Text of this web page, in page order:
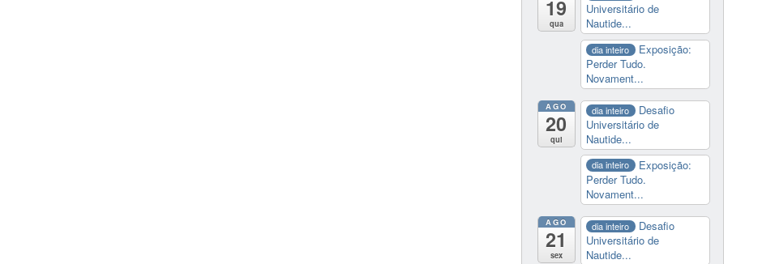
19
qua
Universitário de
Nautide...
dia inteiro
Exposição:
Perder Tudo.
Novament...
AGO
20
qui
dia inteiro
Desafio
Universitário de
Nautide...
dia inteiro
Exposição:
Perder Tudo.
Novament...
AGO
21
sex
dia inteiro
Desafio
Universitário de
Nautide...